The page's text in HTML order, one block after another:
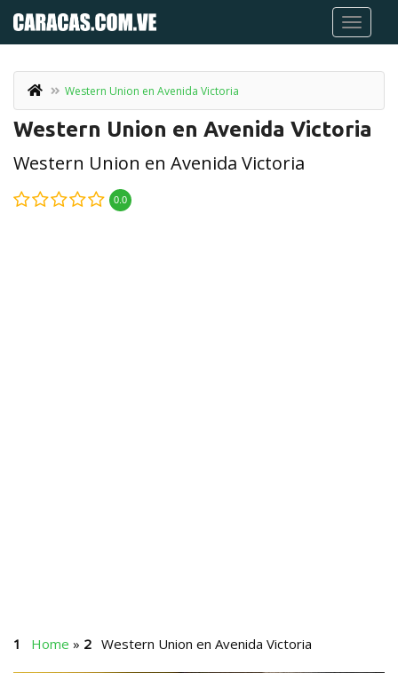
Western Union en Avenida Victoria
Western Union en Avenida Victoria
Western Union en Avenida Victoria
0.0
Home » Western Union en Avenida Victoria